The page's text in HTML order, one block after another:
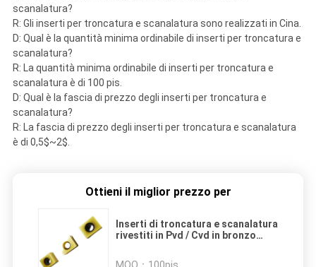
scanalatura?
R: Gli inserti per troncatura e scanalatura sono realizzati in Cina.
D: Qual è la quantità minima ordinabile di inserti per troncatura e
scanalatura?
R: La quantità minima ordinabile di inserti per troncatura e
scanalatura è di 100 pis.
D: Qual è la fascia di prezzo degli inserti per troncatura e
scanalatura?
R: La fascia di prezzo degli inserti per troncatura e scanalatura
è di 0,5$~2$.
Ottieni il miglior prezzo per
Inserti di troncatura e scanalatura
rivestiti in Pvd / Cvd in bronzo